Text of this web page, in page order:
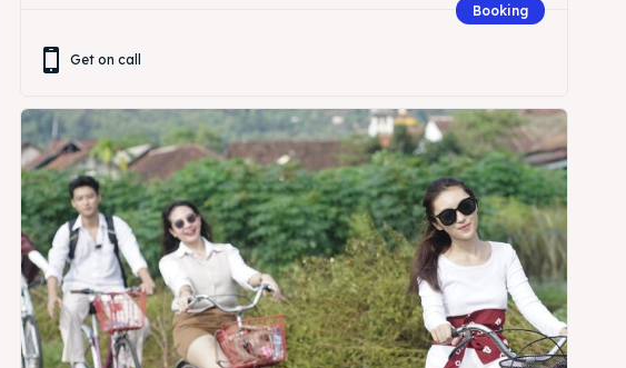
Booking
Get on call